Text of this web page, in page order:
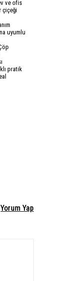
ve ofis
çiçeği
uyumlu
pratik
Yorum Yap